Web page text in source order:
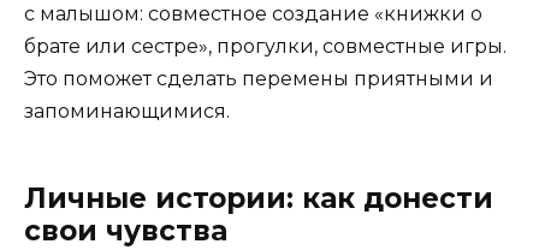
с малышом: совместное создание «книжки о
брате или сестре», прогулки, совместные игры.
Это поможет сделать перемены приятными и
запоминающимися.
Личные истории: как донести
свои чувства